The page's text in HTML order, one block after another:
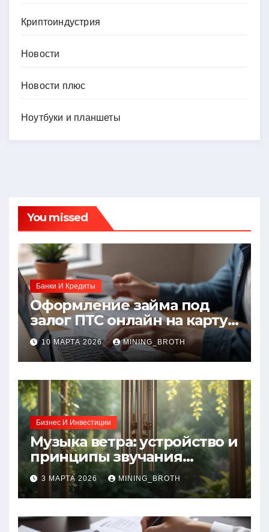
Криптоиндустрия
Новости
Новости плюс
Ноутбуки и планшеты
You missed
Банки И Кредиты
Оформление займа под
залог ПТС онлайн на карту
без визита в офис: порядок,
требования и документы
10 МАРТА 2026 MINING_BROTH
Бизнес И Инвестиции
Музыка ветра: устройство и
принципы звучания
колокольчиков
3 МАРТА 2026 MINING_BROTH